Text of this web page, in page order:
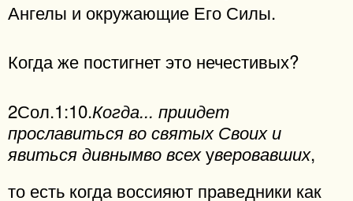
Ангелы и окружающие Его Силы.
Когда же постигнет это нечестивых?
2Сол.1:10.Когда... приидет
прославиться во святых Своих и
явиться дивнымво всехуверовавших,
то есть когда воссияют праведники как